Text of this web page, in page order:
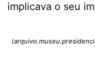
implicava o seu